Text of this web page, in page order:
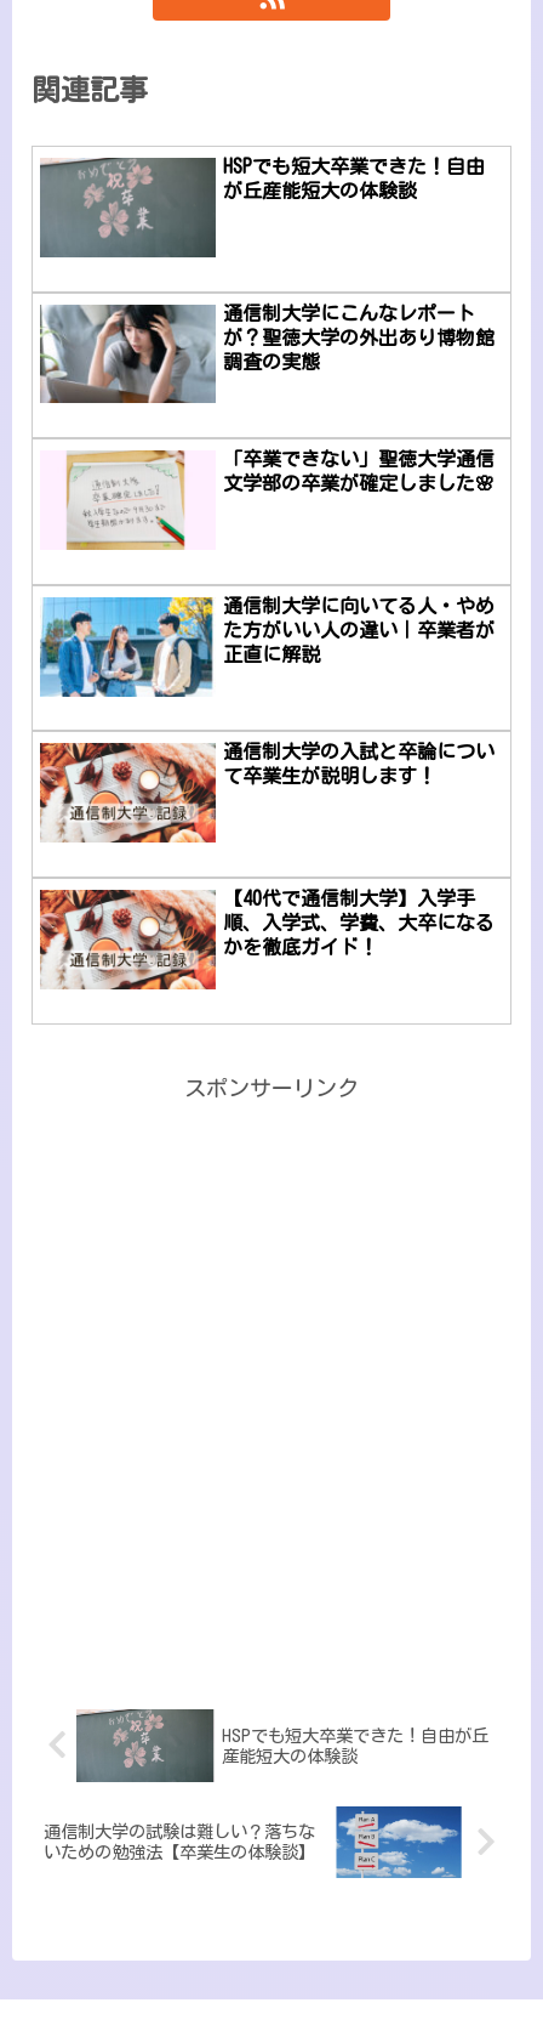
関連記事
HSPでも短大卒業できた！自由
が丘産能短大の体験談
通信制大学にこんなレポート
が？聖徳大学の外出あり博物館
調査の実態
「卒業できない」聖徳大学通信
文学部の卒業が確定しました🌸
通信制大学に向いてる人・やめ
た方がいい人の違い｜卒業者が
正直に解説
通信制大学の入試と卒論につい
て卒業生が説明します！
【40代で通信制大学】入学手
順、入学式、学費、大卒になる
かを徹底ガイド！
スポンサーリンク
HSPでも短大卒業できた！自由が丘
産能短大の体験談
通信制大学の試験は難しい？落ちな
いための勉強法【卒業生の体験談】